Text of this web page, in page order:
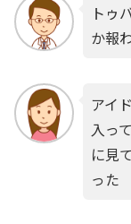
トゥ
か報
アイ
入っ
に見
った